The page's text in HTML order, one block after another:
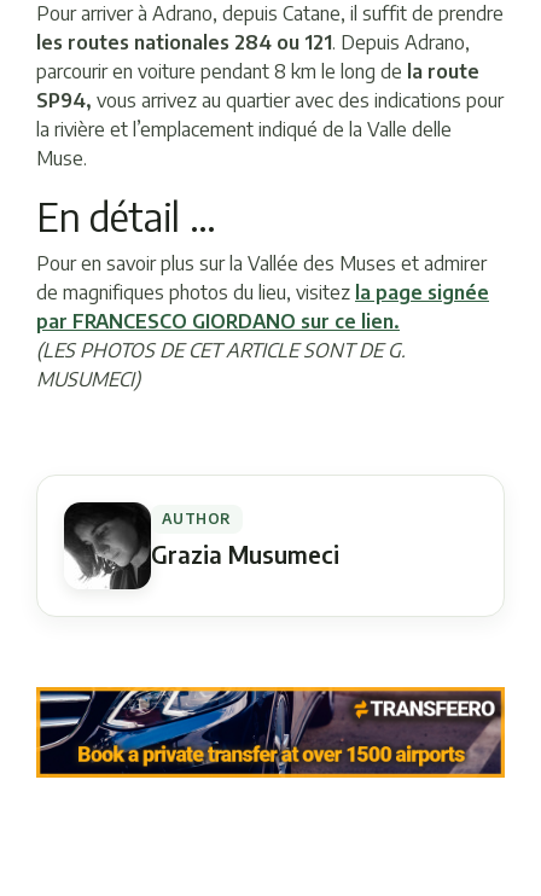
Pour arriver à Adrano, depuis Catane, il suffit de prendre
les routes nationales 284 ou 121. Depuis Adrano,
parcourir en voiture pendant 8 km le long de la route
SP94, vous arrivez au quartier avec des indications pour
la rivière et l’emplacement indiqué de la Valle delle
Muse.
En détail …
Pour en savoir plus sur la Vallée des Muses et admirer
de magnifiques photos du lieu, visitez la page signée
par FRANCESCO GIORDANO sur ce lien.
(LES PHOTOS DE CET ARTICLE SONT DE G.
MUSUMECI)
AUTHOR
Grazia Musumeci